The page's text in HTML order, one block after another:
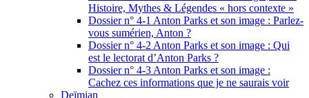
Histoire, Mythes & Légendes « hors contexte »
Dossier n° 4-1 Anton Parks et son image : Parlez-
vous sumérien, Anton ?
Dossier n° 4-2 Anton Parks et son image : Qui
est le lectorat d’Anton Parks ?
Dossier n° 4-3 Anton Parks et son image :
Cachez ces informations que je ne saurais voir
Deïmian